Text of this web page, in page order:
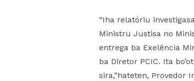
“Iha relatóriu
Ministru Justisa no
entrega ba Exelência
ba Diretor PCIC. Ita
sira,”hateten, Provedor